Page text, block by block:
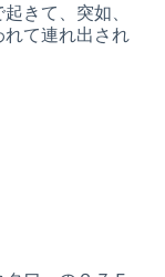
きて、突如、
れて連れ出され